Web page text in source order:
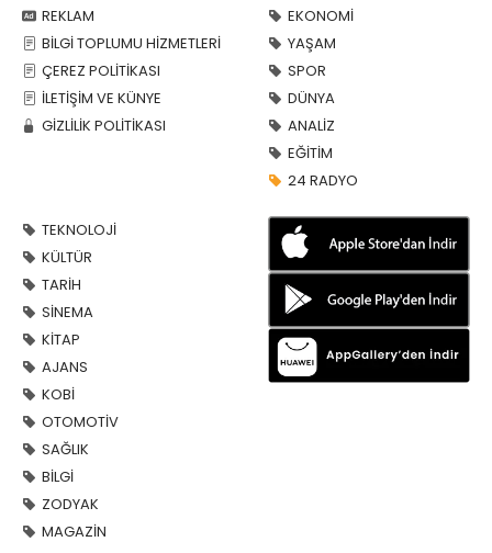
REKLAM
BİLGİ TOPLUMU HİZMETLERİ
ÇEREZ POLİTİKASI
İLETİŞİM VE KÜNYE
GİZLİLİK POLİTİKASI
EKONOMİ
YAŞAM
SPOR
DÜNYA
ANALİZ
EĞİTİM
24 RADYO
TEKNOLOJİ
KÜLTÜR
TARİH
SİNEMA
KİTAP
AJANS
KOBİ
OTOMOTİV
SAĞLIK
BİLGİ
ZODYAK
MAGAZİN